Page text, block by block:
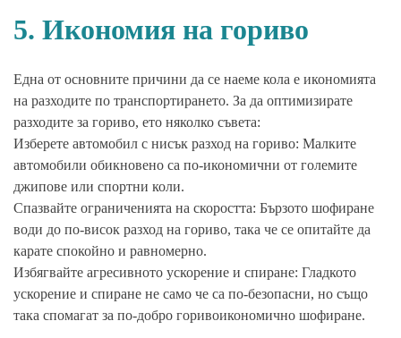
5. Икономия на гориво
Една от основните причини да се наеме кола е икономията
на разходите по транспортирането. За да оптимизирате
разходите за гориво, ето няколко съвета:
Изберете автомобил с нисък разход на гориво: Малките
автомобили обикновено са по-икономични от големите
джипове или спортни коли.
Спазвайте ограниченията на скоростта: Бързото шофиране
води до по-висок разход на гориво, така че се опитайте да
карате спокойно и равномерно.
Избягвайте агресивното ускорение и спиране: Гладкото
ускорение и спиране не само че са по-безопасни, но също
така спомагат за по-добро горивоикономично шофиране.